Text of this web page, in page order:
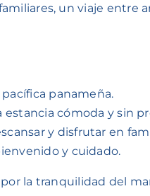
un viaje entre
panameña.
estancia cómoda y sin
y disfrutar en
y cuidado.
la tranquilidad del